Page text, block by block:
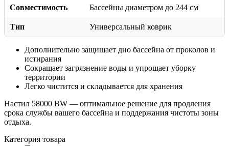
Совместимость Бассейны диаметром до 244 см
Тип Универсальный коврик
Дополнительно защищает дно бассейна от проколов и
истирания
Сокращает загрязнение воды и упрощает уборку
территории
Легко чистится и складывается для хранения
Настил 58000 BW — оптимальное решение для продления
срока службы вашего бассейна и поддержания чистоты зоны
отдыха.
Категория товара